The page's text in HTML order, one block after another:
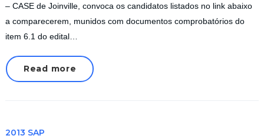
– CASE de Joinville, convoca os candidatos listados no link abaixo
a comparecerem, munidos com documentos comprobatórios do
item 6.1 do edital…
Read more
2013 SAP